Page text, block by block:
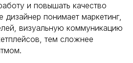
и повышать качество
понимает маркетинг,
визуальную коммуникацию
тем сложнее